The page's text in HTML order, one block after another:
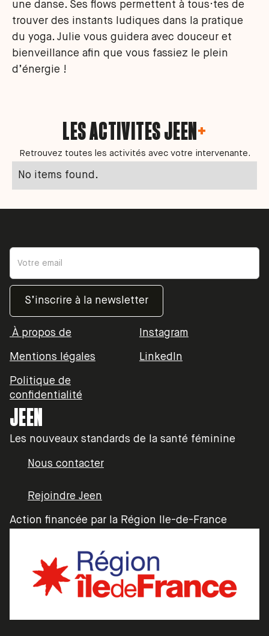
une danse. Ses flows permettent à tous·tes de
trouver des instants ludiques dans la pratique
du yoga. Julie vous guidera avec douceur et
bienveillance afin que vous fassiez le plein
d’énergie !
LES ACTIVITES JEEN+
Retrouvez toutes les activités avec votre intervenante.
No items found.
JEEN
Les nouveaux standards de la santé féminine
Nous contacter
Rejoindre Jeen
Action financée par la Région Ile-de-France
À propos de Instagram
Mentions légales LinkedIn
Politique de
confidentialité